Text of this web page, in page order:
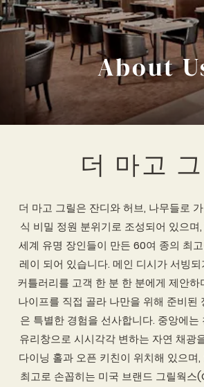
About
더 마고
더 마고 그릴은 잔디와 허브, 나무들로
식 비밀 정원 분위기로 조성되어 있으며
세계 유명 장인들이 만든 60여 종의 최
레이 되어 있습니다. 메인 디시가 서빙되
커틀러리를 고객 한 분 한 분에게 제안하
나이프를 직접 골라 나만을 위해 준비된
은 특별한 경험을 선사합니다. 중앙에는
유리창으로 시시각각 변하는 자연 채광
다이닝 홀과 오픈 키친이 위치해 있으며
최고로 손꼽히는 미국 브랜드 그릴웍스